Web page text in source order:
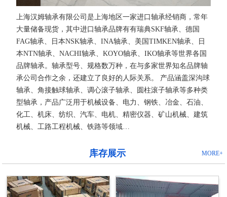
上海汉姆轴承有限公司是上海地区一家进口轴承经销商，常年
大量储备现货，其中进口轴承品牌有有瑞典SKF轴承、德国
FAG轴承、日本NSK轴承、INA轴承、美国TIMKEN轴承、日
本NTN轴承、NACHI轴承、KOYO轴承、IKO轴承等世界各国
品牌轴承。轴承型号、规格数万种，在与多家世界知名品牌轴
承公司合作之余，还建立了良好的人际关系。 产品涵盖深沟球
轴承、角接触球轴承、调心滚子轴承、圆柱滚子轴承等多种类
型轴承，产品广泛用于机械设备、电力、钢铁、冶金、石油、
化工、机床、纺织、汽车、电机、精密仪器、矿山机械、建筑
机械、工路工程机械、铁路等领域…
MORE+
库存展示